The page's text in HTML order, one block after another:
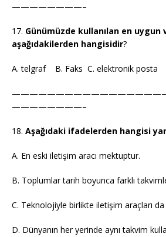
————————–
17. Günümüzde kullanılan en uygun
aşağıdakilerden hangisidir?
A. telgraf B. Faks C. elektronik posta
————————–
18. Aşağıdaki ifadelerden hangisi
A. En eski iletişim aracı mektuptur.
B. Toplumlar tarih boyunca farklı
C. Teknolojiyle birlikte iletişim araçları
D. Dünyanın her yerinde aynı takvim